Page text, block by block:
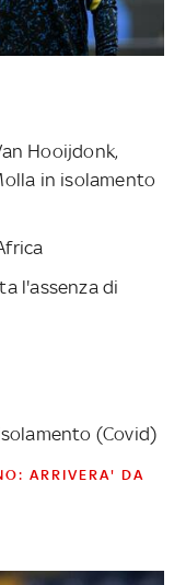
Hooijdonk,
in isolamento
l'assenza di
(Covid)